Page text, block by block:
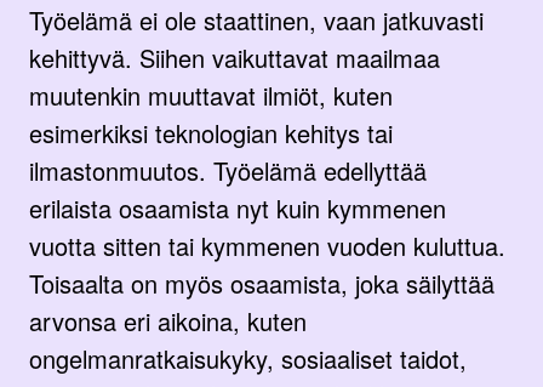
Työelämä ei ole staattinen, vaan jatkuvasti
kehittyvä. Siihen vaikuttavat maailmaa
muutenkin muuttavat ilmiöt, kuten
esimerkiksi teknologian kehitys tai
ilmastonmuutos. Työelämä edellyttää
erilaista osaamista nyt kuin kymmenen
vuotta sitten tai kymmenen vuoden kuluttua.
Toisaalta on myös osaamista, joka säilyttää
arvonsa eri aikoina, kuten
ongelmanratkaisukyky, sosiaaliset taidot,